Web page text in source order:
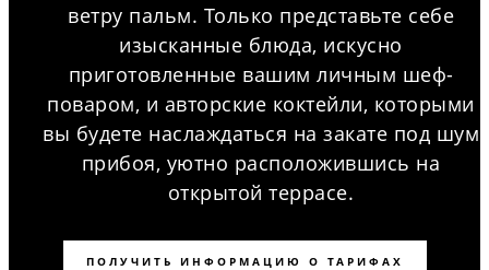
ветру пальм. Только представьте себе
изысканные блюда, искусно
приготовленные вашим личным шеф-
поваром, и авторские коктейли, которыми
вы будете наслаждаться на закате под шум
прибоя, уютно расположившись на
открытой террасе.
ПОЛУЧИТЬ ИНФОРМАЦИЮ О ТАРИФАХ